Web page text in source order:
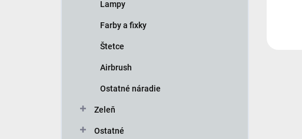
Lampy
Farby a fixky
Štetce
Airbrush
Ostatné náradie
Zeleň
Ostatné